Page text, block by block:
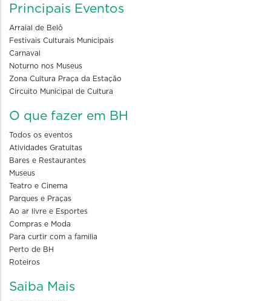
Principais Eventos
Arraial de Belô
Festivais Culturais Municipais
Carnaval
Noturno nos Museus
Zona Cultura Praça da Estação
Circuito Municipal de Cultura
O que fazer em BH
Todos os eventos
Atividades Gratuitas
Bares e Restaurantes
Museus
Teatro e Cinema
Parques e Praças
Ao ar livre e Esportes
Compras e Moda
Para curtir com a familia
Perto de BH
Roteiros
Saiba Mais